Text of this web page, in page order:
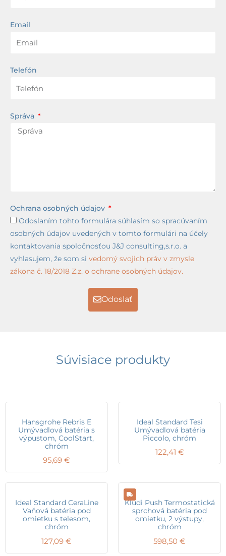
Email
Telefón
Správa
Ochrana osobných údajov
Odoslaním tohto formulára súhlasím so spracúvaním
osobných údajov uvedených v tomto formulári na účely
kontaktovania spoločnosťou J&J consulting,s.r.o. a
vyhlasujem, že som si vedomý svojich práv v zmysle
zákona č. 18/2018 Z.z. o ochrane osobných údajov.
Odoslať
Súvisiace produkty
Hansgrohe Rebris E
Umývadlová batéria s
výpustom, CoolStart,
chróm
95,69 €
Ideal Standard Tesi
Umývadlová batéria
Piccolo, chróm
122,41 €
Ideal Standard CeraLine
Vaňová batéria pod
omietku s telesom,
chróm
127,09 €
Kludi Push Termostatická
sprchová batéria pod
omietku, 2 výstupy,
chróm
598,50 €